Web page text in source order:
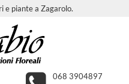
e piante a Zagarolo.
068 3904897